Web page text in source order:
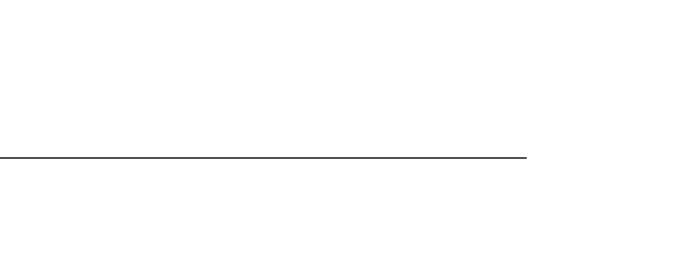
の政治もまた危機の時代においては十分に全体主義的だ
を引き起こした（IV）。そうした経済進出とも重なって
心が一般国民にまで拡大した。東亜経済調査局附属研究
も分っていたのでした。